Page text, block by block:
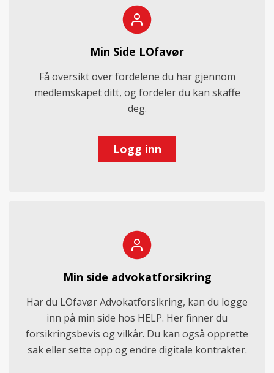
Min Side LOfavør
Få oversikt over fordelene du har gjennom
medlemskapet ditt, og fordeler du kan skaffe
deg.
Logg inn
Min side advokatforsikring
Har du LOfavør Advokatforsikring, kan du logge
inn på min side hos HELP. Her finner du
forsikringsbevis og vilkår. Du kan også opprette
sak eller sette opp og endre digitale kontrakter.